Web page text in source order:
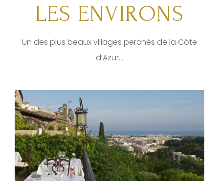
LES ENVIRONS
Un des plus beaux villages perchés de la Côte
d’Azur…